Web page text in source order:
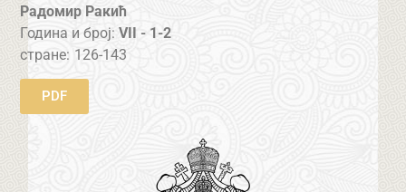
Радомир Ракић
Година и број:VII - 1-2
стране: 126-143
PDF